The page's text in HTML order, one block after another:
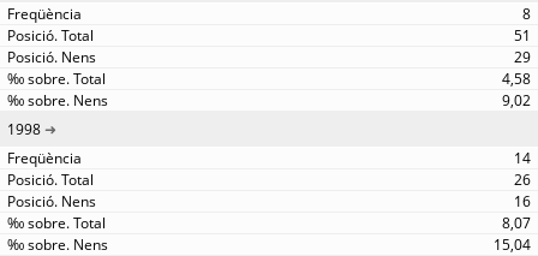
8
51
29
4,58
9,02
1998
14
26
16
8,07
15,04